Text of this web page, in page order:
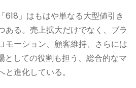
618」はもはや単なる大型値引き
ある。売上拡大だけでなく、ブラ
モーション、顧客維持、さらには
としての役割も担う、総合的なマ
進化している。